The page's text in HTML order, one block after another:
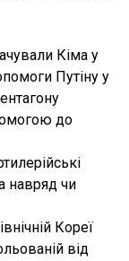
Кіма у
Путіну у
до
навряд чи
Кореї
від